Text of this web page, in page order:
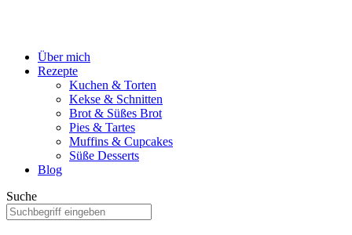
Über mich
Rezepte
Kuchen & Torten
Kekse & Schnitten
Brot & Süßes Brot
Pies & Tartes
Muffins & Cupcakes
Süße Desserts
Blog
Suche